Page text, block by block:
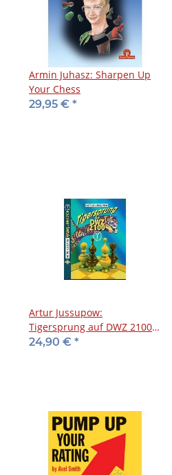
Armin Juhasz: Sharpen Up
Your Chess
29,95 € *
Artur Jussupow:
Tigersprung auf DWZ 2100 -
Band 1
24,90 € *